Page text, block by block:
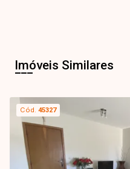
Imóveis Similares
Cód.45327